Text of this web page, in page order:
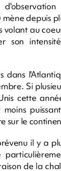
depuis
volant au
son
dans
Si
cette
sur le
il y a
de la